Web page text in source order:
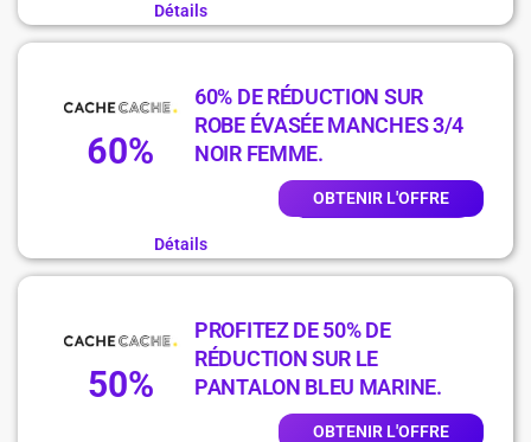
Détails
60%
60% DE RÉDUCTION SUR
ROBE ÉVASÉE MANCHES 3/4
NOIR FEMME.
OBTENIR L'OFFRE
Détails
50%
PROFITEZ DE 50% DE
RÉDUCTION SUR LE
PANTALON BLEU MARINE.
OBTENIR L'OFFRE